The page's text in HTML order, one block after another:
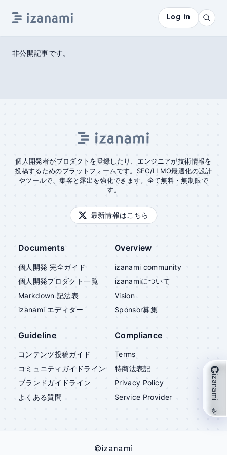
Log in
非公開記事です。
個人開発者がプロダクトを登録したり、エンジニアが技術情報を
投稿するためのプラットフォームです。SEO/LLMO最適化の設計
やツールで、集客と露出を強化できます。全て無料・無制限で
す。
最新情報はこちら
Documents
個人開発 完全ガイド
個人開発プロダクト一覧
Markdown 記法表
izanami エディター
Overview
izanami community
izanamiについて
Vision
Sponsor募集
Guideline
コンテンツ投稿ガイド
コミュニティガイドライン
ブランドガイドライン
よくある質問
Compliance
Terms
特商法表記
Privacy Policy
Service Provider
©izanami
izanami を支援